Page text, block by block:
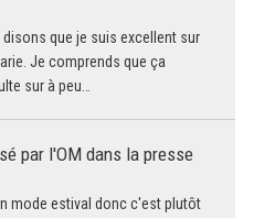
disons que je suis excellent sur
Je comprends que ça
sur à peu…
par l'OM dans la presse
mode estival donc c'est plutôt